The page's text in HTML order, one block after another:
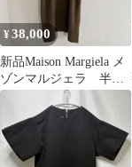
¥38,000
新品Maison Margiela メ
ゾンマルジェラ 半袖
ポロシャツS